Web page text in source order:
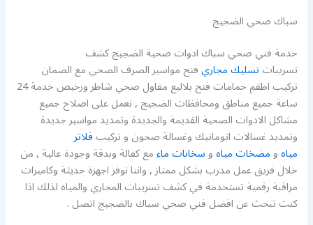
سباك صحي الضجيج
خدمة فني صحي سباك ادوات صحية الضجيج كشف
تسريباتتسليك مجاريفتح مواسير الصرف الصحي مع الضمان
تركيب اطقم حمامات فتح بلاليع مقاول صحي شاطر ورخيص خدمة 24
ساعة جميع مناطق ومحافظات الضجيج , نعمل على اصلاح جميع
مشاكل الادوات الصحية القديمة والجديدة وتمديد مواسير جديدة
وتمديد غسالات اتوماتيك وغسالة صحون و تركيبفلاتر
مياهومضخات مياهوسخانات ماءمع كفالة وبدقة وجودة عالية , من
خلال فريق عمل مدرب بشكل ممتاز , واننا نوفر اجهزة حديثة وكاميرات
مراقبة رقمية تستخدمة في كشف تسريبات المجاري والمياه لذلك اذا
كنت تبحث عن افضل فني صحي سباك بالضجيج اتصل .